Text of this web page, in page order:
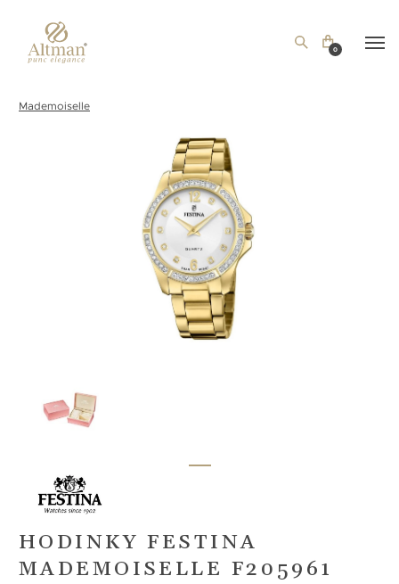
0
Mademoiselle
HODINKY FESTINA
MADEMOISELLE F205961